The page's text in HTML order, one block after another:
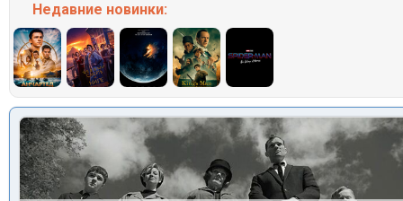
Недавние новинки: